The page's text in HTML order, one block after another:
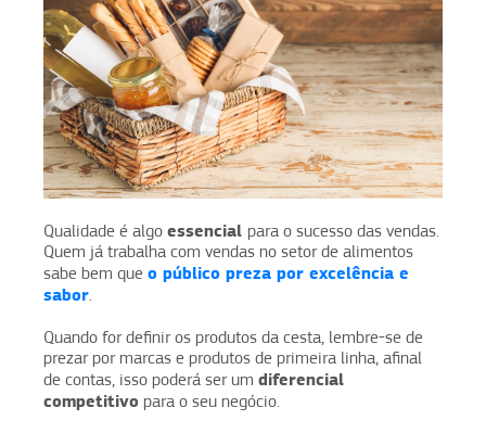
Qualidade é algo essencial para o sucesso das vendas.
Quem já trabalha com vendas no setor de alimentos
sabe bem que o público preza por excelência e
sabor.
Quando for definir os produtos da cesta, lembre-se de
prezar por marcas e produtos de primeira linha, afinal
de contas, isso poderá ser um diferencial
competitivo para o seu negócio.